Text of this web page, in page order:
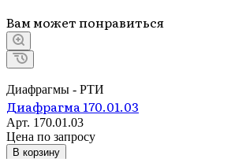
Вам может понравиться
Диафрагмы - РТИ
Диафрагма 170.01.03
Арт. 170.01.03
Цена по запросу
В корзину